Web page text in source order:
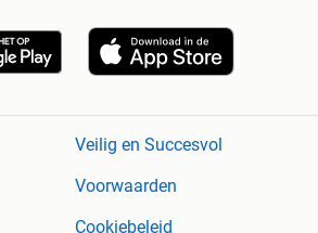
Veilig en Succesvol
Voorwaarden
Cookiebeleid